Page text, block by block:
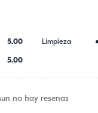
5.00 Limpieza
5.00
no hay resenas